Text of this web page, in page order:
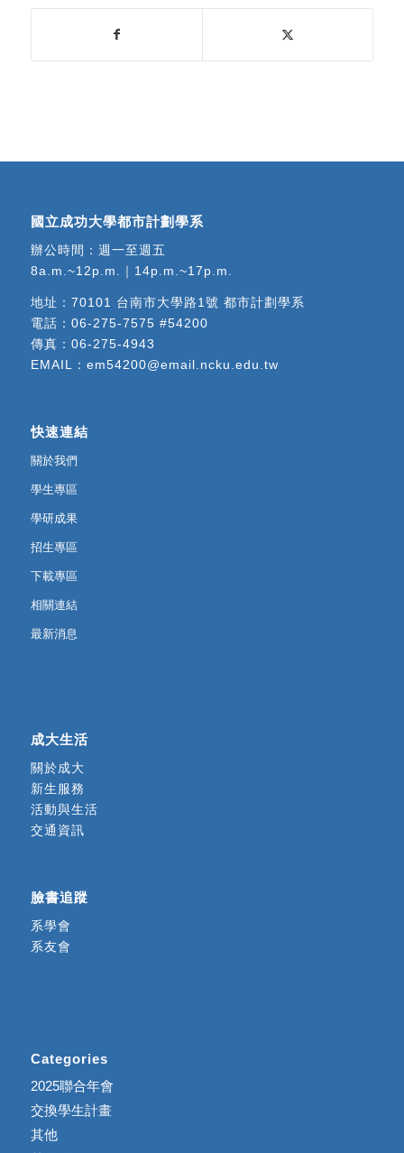
國立成功大學都市計劃學系
辦公時間：週一至週五
8a.m.~12p.m.｜14p.m.~17p.m.
地址： 70101 台南市大學路1號 都市計劃學系
電話： 06-275-7575 #54200
傳真：06-275-4943
EMAIL： em54200@email.ncku.edu.tw
快速連結
關於我們
學生專區
學研成果
招生專區
下載專區
相關連結
最新消息
成大生活
關於成大
新生服務
活動與生活
交通資訊
臉書追蹤
系學會
系友會
Categories
2025聯合年會
交換學生計畫
其他